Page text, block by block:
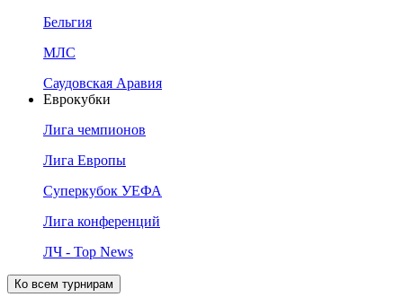
Бельгия
МЛС
Саудовская Аравия
Еврокубки
Лига чемпионов
Лига Европы
Суперкубок УЕФА
Лига конференций
ЛЧ - Top News
Ко всем турнирам